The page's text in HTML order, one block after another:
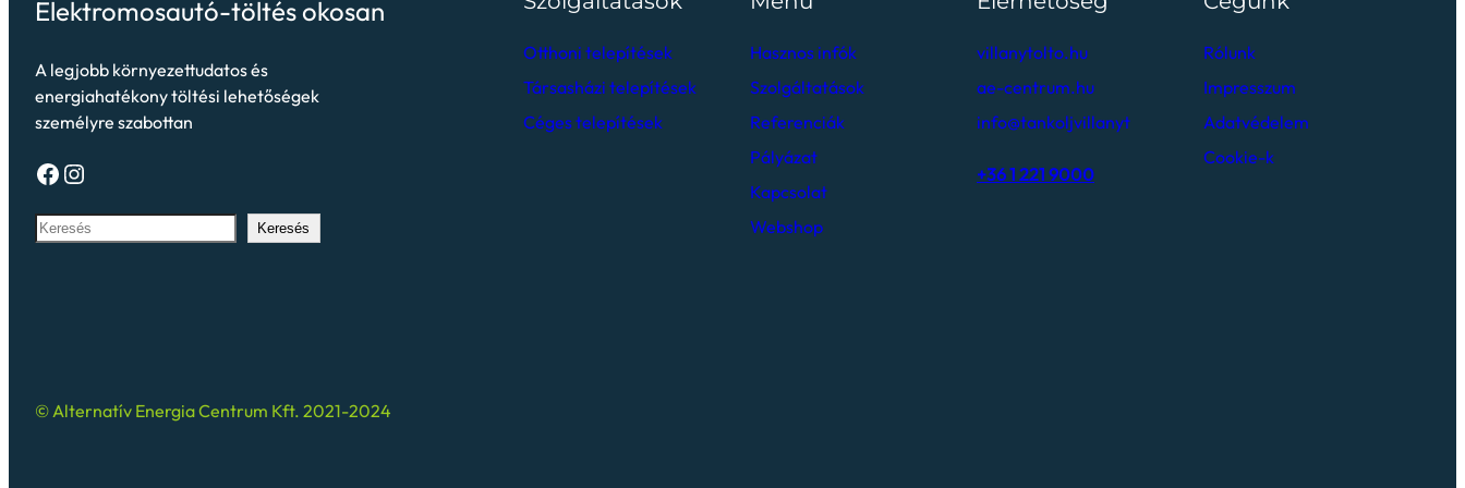
Elektromosautó-töltés okosan
A legjobb környezettudatos és
energiahatékony töltési lehetőségek
személyre szabottan
Keresés
Otthoni telepítések
Társasházi telepítések
Céges telepítések
Hasznos infók
Szolgáltatások
Referenciák
Pályázat
Kapcsolat
Webshop
villanytolto.hu
ae-centrum.hu
info@tankoljvillanyt
+36 1 221 9000
Rólunk
Impresszum
Adatvédelem
Cookie-k
© Alternatív Energia Centrum Kft. 2021-2024